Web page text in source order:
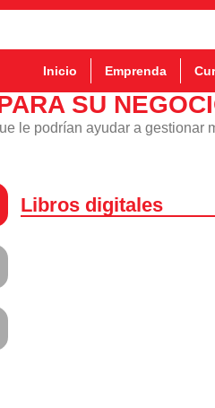
Inicio Emprenda
SU
le podrían ayudar a gestionar
Libros digitales